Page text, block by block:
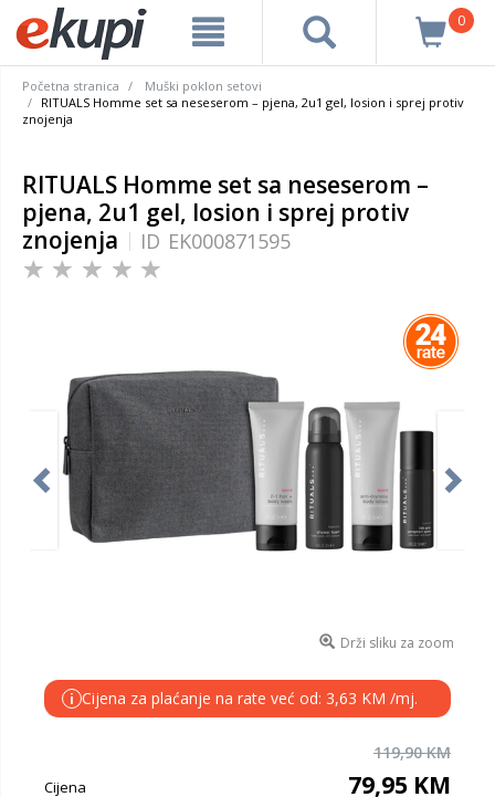
0
Početna stranica
Muški poklon setovi
RITUALS Homme set sa neseserom – pjena, 2u1 gel, losion i sprej protiv
znojenja
RITUALS Homme set sa neseserom –
pjena, 2u1 gel, losion i sprej protiv
znojenja
ID EK000871595
Drži sliku za zoom
i Cijena za plaćanje na rate već od: 3,63 KM /mj.
119,90 KM
Cijena 79,95 KM